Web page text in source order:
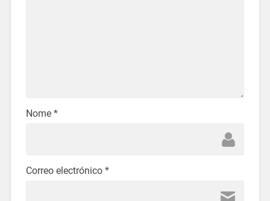
Nome *
Correo electrónico *